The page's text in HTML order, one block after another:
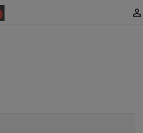
